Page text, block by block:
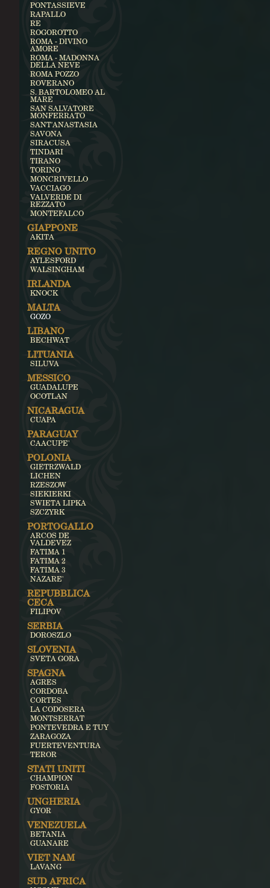
PONTASSIEVE
RAPALLO
RE
ROGOROTTO
ROMA - DIVINO
AMORE
ROMA - MADONNA
DELLA NEVE
ROMA POZZO
ROVERANO
S. BARTOLOMEO AL
MARE
SAN SALVATORE
MONFERRATO
SANT'ANASTASIA
SAVONA
SIRACUSA
TINDARI
TIRANO
TORINO
MONCRIVELLO
VACCIAGO
VALVERDE DI
REZZATO
MONTEFALCO
GIAPPONE
AKITA
REGNO UNITO
AYLESFORD
WALSINGHAM
IRLANDA
KNOCK
MALTA
GOZO
LIBANO
BECHWAT
LITUANIA
SILUVA
MESSICO
GUADALUPE
OCOTLAN
NICARAGUA
CUAPA
PARAGUAY
CAACUPE'
POLONIA
GIETRZWALD
LICHEN
RZESZOW
SIEKIERKI
SWIETA LIPKA
SZCZYRK
PORTOGALLO
ARCOS DE
VALDEVEZ
FATIMA 1
FATIMA 2
FATIMA 3
NAZARE'
REPUBBLICA
CECA
FILIPOV
SERBIA
DOROSZLO
SLOVENIA
SVETA GORA
SPAGNA
AGRES
CORDOBA
CORTES
LA CODOSERA
MONTSERRAT
PONTEVEDRA E TUY
ZARAGOZA
FUERTEVENTURA
TEROR
STATI UNITI
CHAMPION
FOSTORIA
UNGHERIA
GYOR
VENEZUELA
BETANIA
GUANARE
VIET NAM
LAVANG
SUD AFRICA